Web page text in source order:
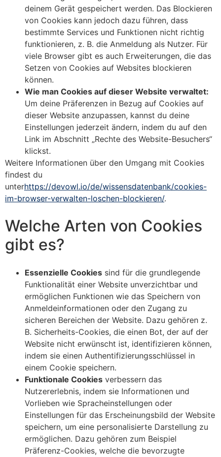
deinem Gerät gespeichert werden. Das Blockieren
von Cookies kann jedoch dazu führen, dass
bestimmte Services und Funktionen nicht richtig
funktionieren, z. B. die Anmeldung als Nutzer. Für
viele Browser gibt es auch Erweiterungen, die das
Setzen von Cookies auf Websites blockieren
können.
Wie man Cookies auf dieser Website verwaltet:
Um deine Präferenzen in Bezug auf Cookies auf
dieser Website anzupassen, kannst du deine
Einstellungen jederzeit ändern, indem du auf den
Link im Abschnitt „Rechte des Website-Besuchers“
klickst.
Weitere Informationen über den Umgang mit Cookies
findest du
unterhttps://devowl.io/de/wissensdatenbank/cookies-
im-browser-verwalten-loschen-blockieren/.
Welche Arten von Cookies
gibt es?
Essenzielle Cookies sind für die grundlegende
Funktionalität einer Website unverzichtbar und
ermöglichen Funktionen wie das Speichern von
Anmeldeinformationen oder den Zugang zu
sicheren Bereichen der Website. Dazu gehören z.
B. Sicherheits-Cookies, die einen Bot, der auf der
Website nicht erwünscht ist, identifizieren können,
indem sie einen Authentifizierungsschlüssel in
einem Cookie speichern.
Funktionale Cookies verbessern das
Nutzererlebnis, indem sie Informationen und
Vorlieben wie Spracheinstellungen oder
Einstellungen für das Erscheinungsbild der Website
speichern, um eine personalisierte Darstellung zu
ermöglichen. Dazu gehören zum Beispiel
Präferenz-Cookies, welche die bevorzugte